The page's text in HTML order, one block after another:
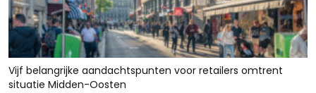
Vijf belangrijke aandachtspunten voor retailers omtrent
situatie Midden-Oosten